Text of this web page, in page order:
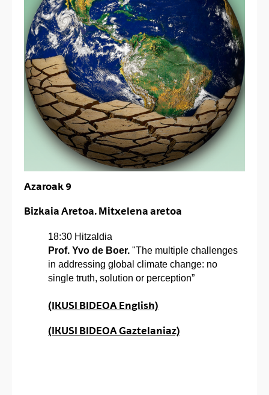
Azaroak 9
Bizkaia Aretoa. Mitxelena aretoa
18:30 Hitzaldia
Prof. Yvo de Boer. "The multiple challenges
in addressing global climate change: no
single truth, solution or perception”
(IKUSI BIDEOA English)
(IKUSI BIDEOA Gaztelaniaz)